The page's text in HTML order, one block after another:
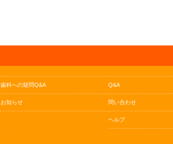
歯科への疑問Q&A
お知らせ
Q&A
問い合わせ
ヘルプ